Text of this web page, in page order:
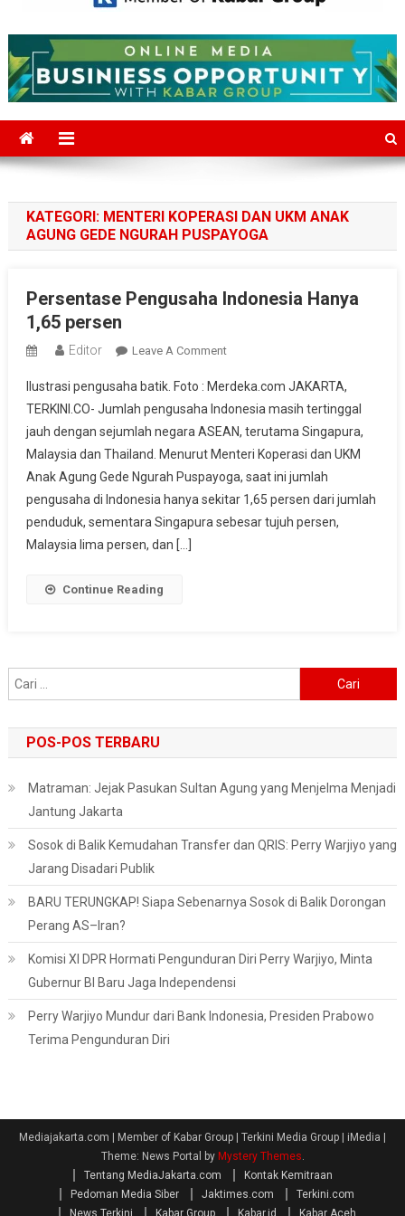
Mediajakarta.com
KATEGORI: MENTERI KOPERASI DAN UKM ANAK
AGUNG GEDE NGURAH PUSPAYOGA
Persentase Pengusaha Indonesia Hanya
1,65 persen
Editor Leave A CommentOn
Pengusaha
Indonesia
Hanya
1,65
Persen
Ilustrasi pengusaha batik. Foto : Merdeka.com JAKARTA,
TERKINI.CO- Jumlah pengusaha Indonesia masih tertinggal
jauh dengan sejumlah negara ASEAN, terutama Singapura,
Malaysia dan Thailand. Menurut Menteri Koperasi dan UKM
Anak Agung Gede Ngurah Puspayoga, saat ini jumlah
pengusaha di Indonesia hanya sekitar 1,65 persen dari jumlah
penduduk, sementara Singapura sebesar tujuh persen,
Malaysia lima persen, dan […]
Continue Reading
untuk:
POS-POS TERBARU
Matraman: Jejak Pasukan Sultan Agung yang Menjelma Menjadi
Jantung Jakarta
Sosok di Balik Kemudahan Transfer dan QRIS: Perry Warjiyo yang
Jarang Disadari Publik
BARU TERUNGKAP! Siapa Sebenarnya Sosok di Balik Dorongan
Perang AS–Iran?
Komisi XI DPR Hormati Pengunduran Diri Perry Warjiyo, Minta
Gubernur BI Baru Jaga Independensi
Perry Warjiyo Mundur dari Bank Indonesia, Presiden Prabowo
Terima Pengunduran Diri
Mediajakarta.com | Member of Kabar Group | Terkini Media Group | iMedia
Theme: News Portal by Mystery Themes.
Tentang MediaJakarta.com
Kontak Kemitraan
Pedoman Media Siber
Jaktimes.com
Terkini.com
News Terkini
Kabar Group Kabar.id Kabar Aceh